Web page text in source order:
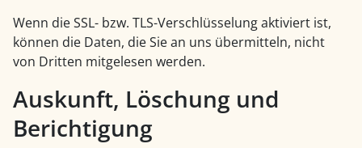
Wenn die SSL- bzw. TLS-Verschlüsselung aktiviert ist,
können die Daten, die Sie an uns übermitteln, nicht
von Dritten mitgelesen werden.
Auskunft, Löschung und
Berichtigung